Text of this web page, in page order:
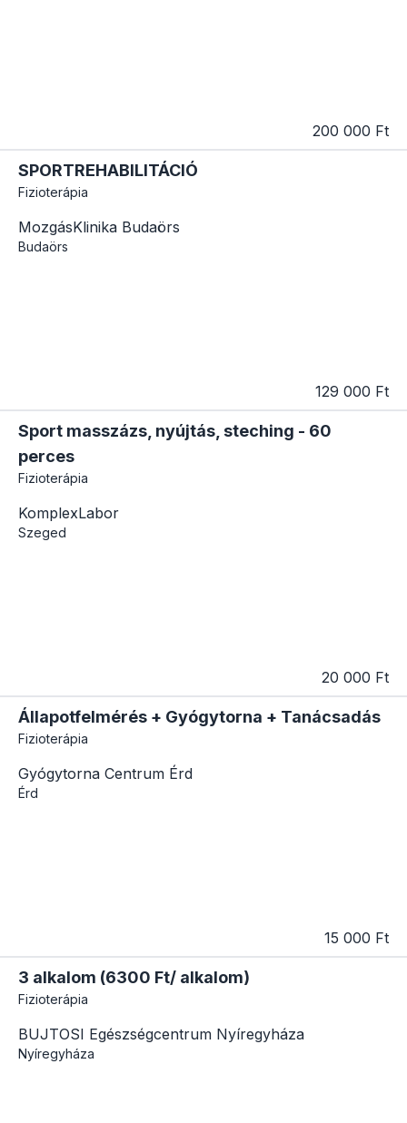
200 000 Ft
SPORTREHABILITÁCIÓ
Fizioterápia
MozgásKlinika Budaörs
Budaörs
129 000 Ft
Sport masszázs, nyújtás, steching - 60
perces
Fizioterápia
KomplexLabor
Szeged
20 000 Ft
Állapotfelmérés + Gyógytorna + Tanácsadás
Fizioterápia
Gyógytorna Centrum Érd
Érd
15 000 Ft
3 alkalom (6300 Ft/ alkalom)
Fizioterápia
BUJTOSI Egészségcentrum Nyíregyháza
Nyíregyháza